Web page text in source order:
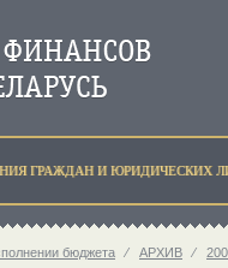
ГРАЖДАН И ЮРИДИЧЕСКИХ
бюджета ⁄ АРХИВ ⁄